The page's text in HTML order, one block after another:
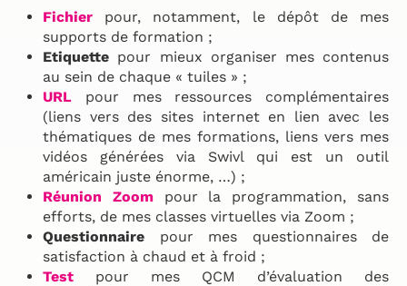
Fichier pour, notamment, le dépôt de mes
supports de formation ;
Etiquette pour mieux organiser mes contenus
au sein de chaque « tuiles » ;
URL pour mes ressources complémentaires
(liens vers des sites internet en lien avec les
thématiques de mes formations, liens vers mes
vidéos générées via Swivl qui est un outil
américain juste énorme, …) ;
Réunion Zoompour la programmation, sans
efforts, de mes classes virtuelles via Zoom ;
Questionnaire pour mes questionnaires de
satisfaction à chaud et à froid ;
Test pour mes QCM d’évaluation des